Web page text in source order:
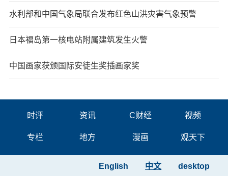
水利部和中国气象局联合发布红色山洪灾害气象预警
日本福岛第一核电站附属建筑发生火警
中国画家获颁国际安徒生奖插画家奖
时评 资讯 C财经 视频
专栏 地方 漫画 观天下
desktop
中文
English